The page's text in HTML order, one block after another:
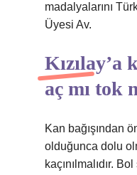
madalyalarını
Üyesi Av.
Kızılay’a
aç mı tok
Kan bağışından
olduğunca dolu
kaçınılmalıdır.